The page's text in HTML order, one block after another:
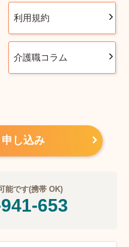
利用規約
介護職コラム
し込み
能です(携帯 OK)
653